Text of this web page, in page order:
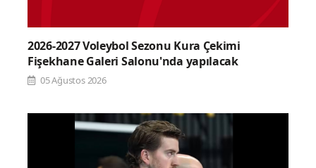
2026-2027 Voleybol Sezonu Kura Çekimi
Fişekhane Galeri Salonu'nda yapılacak
05 Ağustos 2026